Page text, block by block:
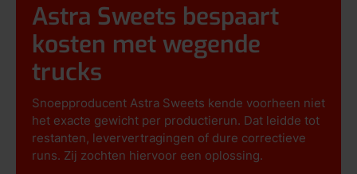
Astra Sweets bespaart
kosten met wegende
trucks
Snoepproducent Astra Sweets kende voorheen niet
het exacte gewicht per productierun. Dat leidde tot
restanten, leververtragingen of dure correctieve
runs. Zij zochten hiervoor een oplossing.